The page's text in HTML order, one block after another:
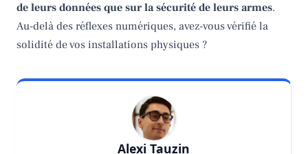
de leurs données que sur la sécurité de leurs armes.
Au-delà des réflexes numériques, avez-vous vérifié la
solidité de vos installations physiques ?
Alexi Tauzin